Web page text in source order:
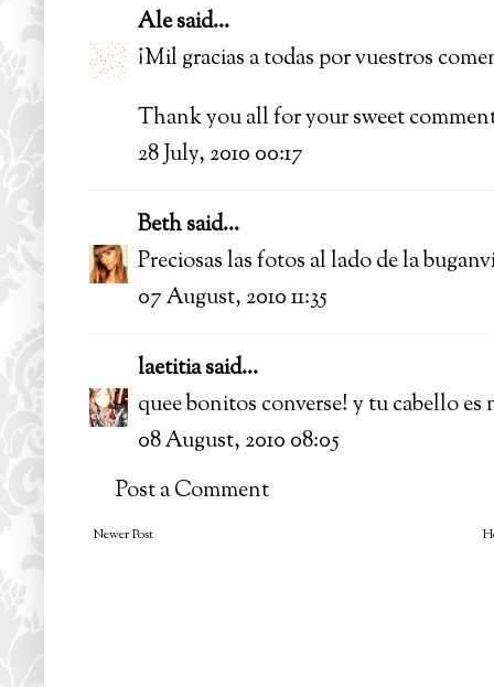
Alesaid...
¡Mil gracias a todas por vuestros
Thank you all for your sweet
28 July, 2010 00:17
Bethsaid...
Preciosas las fotos al lado de la
07 August, 2010 11:35
laetitiasaid...
quee bonitos converse! y tu cabello
08 August, 2010 08:05
Post a Comment
Newer Post